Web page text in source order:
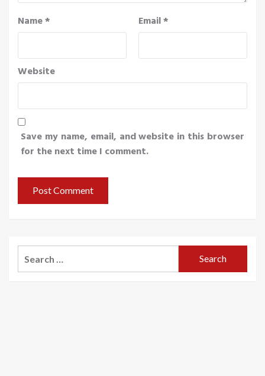
Name* Email*
Website
Save my name, email, and website in this browser
for the next time I comment.
for: